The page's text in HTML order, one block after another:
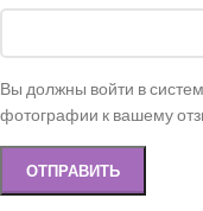
Вы должны войти в
фотографии к вашему